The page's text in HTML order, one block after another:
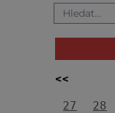
<<
27
28